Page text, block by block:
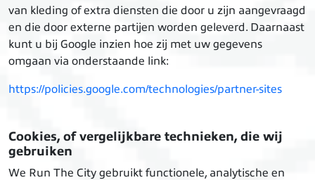
van kleding of extra diensten die door u zijn aangevraagd
en die door externe partijen worden geleverd. Daarnaast
kunt u bij Google inzien hoe zij met uw gegevens
omgaan via onderstaande link:
https://policies.google.com/technologies/partner-sites
Cookies, of vergelijkbare technieken, die wij
gebruiken
We Run The City gebruikt functionele, analytische en